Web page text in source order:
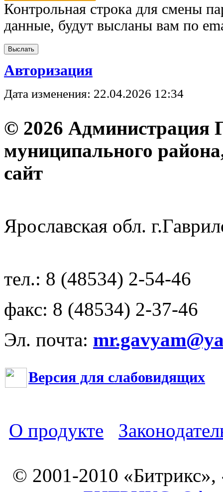
Контрольная строка для смены
данные, будут высланы вам по
Авторизация
Дата изменения: 22.04.2026 12:34
© 2026 Администрация
муниципального
Ярославская обл.
тел.: 8 (48534) 2-54-46
факс: 8 (48534) 2-37-46
Эл. почта:
Версия для слабовидящих
О продукте
© 2001-2010 «Битрикс»,